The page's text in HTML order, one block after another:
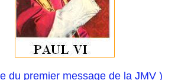
du premier message de la JMV )